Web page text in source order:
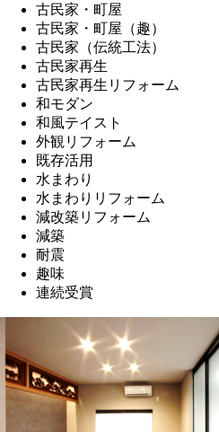
古民家・町屋
古民家・町屋（趣）
古民家（伝統工法）
古民家再生
古民家再生リフォーム
和モダン
和風テイスト
外観リフォーム
既存活用
水まわり
水まわりリフォーム
減改築リフォーム
減築
耐震
趣味
連続受賞